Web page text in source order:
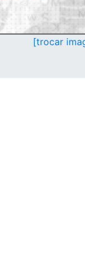
[trocar